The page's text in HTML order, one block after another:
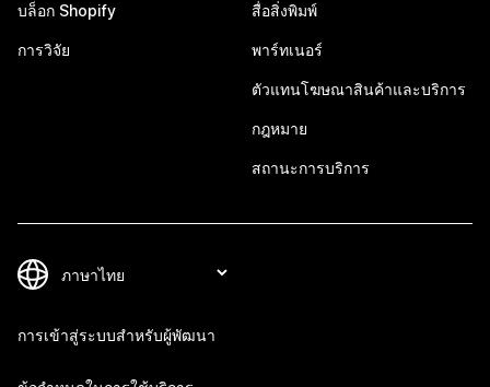
บล็อก Shopify
การวิจัย
สื่อสิ่งพิมพ์
พาร์ทเนอร์
ตัวแทนโฆษณาสินค้าและบริการ
กฎหมาย
สถานะการบริการ
การเข้าสู่ระบบสำหรับผู้พัฒนา